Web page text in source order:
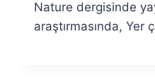
Nature dergisinde
araştırmasında, Yer